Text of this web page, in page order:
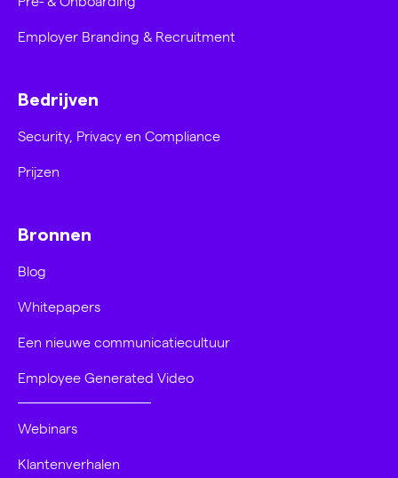
Employer Branding & Recruitment
Bedrijven
Security, Privacy en Compliance
Prijzen
Bronnen
Blog
Whitepapers
Een nieuwe communicatiecultuur
Employee Generated Video
Webinars
Klantenverhalen